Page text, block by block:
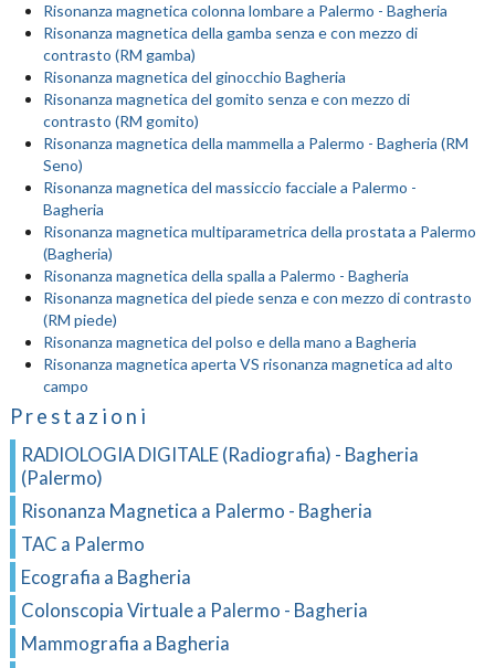
Risonanza magnetica colonna lombare a Palermo - Bagheria
Risonanza magnetica della gamba senza e con mezzo di
contrasto (RM gamba)
Risonanza magnetica del ginocchio Bagheria
Risonanza magnetica del gomito senza e con mezzo di
contrasto (RM gomito)
Risonanza magnetica della mammella a Palermo - Bagheria (RM
Seno)
Risonanza magnetica del massiccio facciale a Palermo -
Bagheria
Risonanza magnetica multiparametrica della prostata a Palermo
(Bagheria)
Risonanza magnetica della spalla a Palermo - Bagheria
Risonanza magnetica del piede senza e con mezzo di contrasto
(RM piede)
Risonanza magnetica del polso e della mano a Bagheria
Risonanza magnetica aperta VS risonanza magnetica ad alto
campo
Prestazioni
RADIOLOGIA DIGITALE (Radiografia) - Bagheria
(Palermo)
Risonanza Magnetica a Palermo - Bagheria
TAC a Palermo
Ecografia a Bagheria
Colonscopia Virtuale a Palermo - Bagheria
Mammografia a Bagheria